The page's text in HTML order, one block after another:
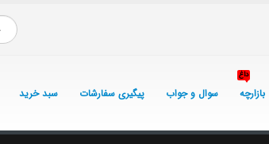
بازارچه
داغ
سوال و جواب پیگیری سفارشات سبد خرید